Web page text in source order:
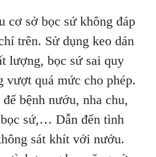
cơ sở bọc sứ không đáp
trên. Sử dụng keo dán
lượng, bọc sứ sai quy
vượt quá mức cho phép.
bệnh nướu, nha chu,
sứ,… Dẫn đến tình
sát khít với nướu.